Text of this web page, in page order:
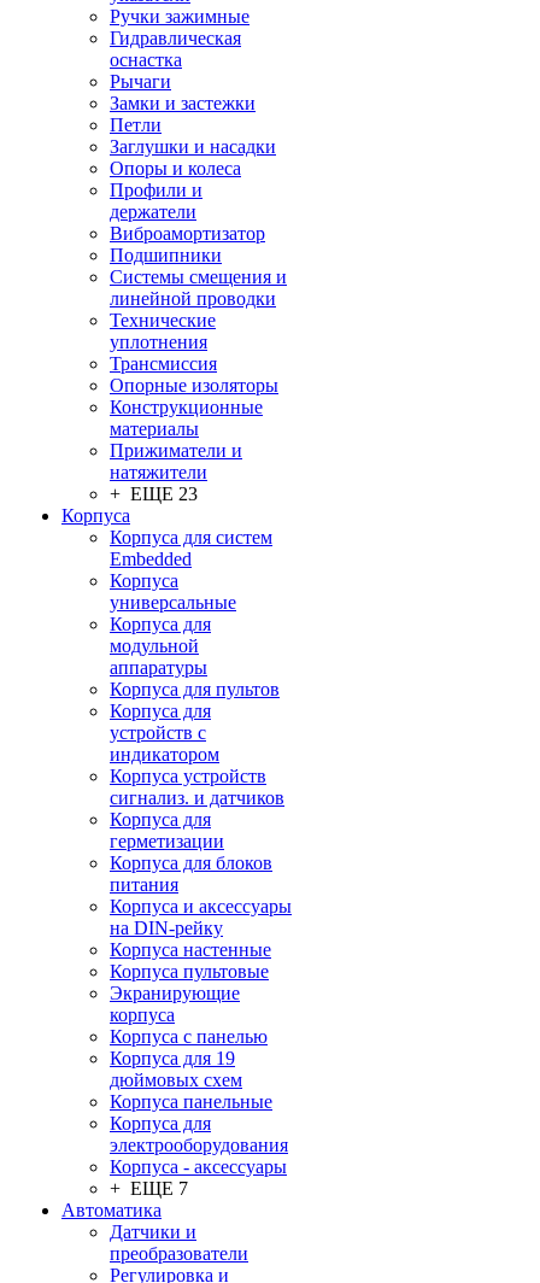
Ручки зажимные
Гидравлическая
оснастка
Рычаги
Замки и застежки
Петли
Заглушки и насадки
Опоры и колеса
Профили и
держатели
Виброамортизатор
Подшипники
Системы смещения и
линейной проводки
Технические
уплотнения
Трансмиссия
Опорные изоляторы
Конструкционные
материалы
Прижиматели и
натяжители
+ ЕЩЕ 23
Корпуса
Корпуса для систем
Embedded
Корпуса
универсальные
Корпуса для
модульной
аппаратуры
Корпуса для пультов
Корпуса для
устройств с
индикатором
Корпуса устройств
сигнализ. и датчиков
Корпуса для
герметизации
Корпуса для блоков
питания
Корпуса и аксессуары
на DIN-рейку
Корпуса настенные
Корпуса пультовые
Экранирующие
корпуса
Корпуса с панелью
Корпуса для 19
дюймовых схем
Корпуса панельные
Корпуса для
электрооборудования
Корпуса - аксессуары
+ ЕЩЕ 7
Автоматика
Датчики и
преобразователи
Регулировка и